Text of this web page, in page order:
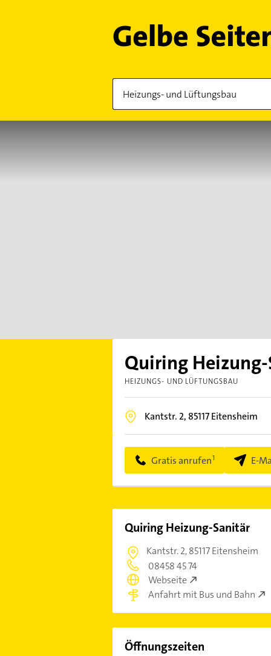
Quiring
HEIZUNGS- UND LÜFTUNGSBAU
Kantstr. 2, 85117Eitensheim
Gratis anrufen E-
Quiring Heizung-Sanitär
Kantstr. 2,85117 Eitensheim
08458 45 74
Webseite
Anfahrt mit Bus und Bahn
Öffnungszeiten